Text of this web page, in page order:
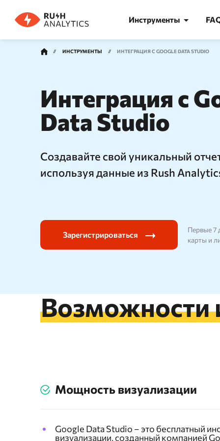
Инструменты
Анализ позиций
и Google — только реальная выдача
Проверка позиций сайта
SERP монитор
Проверка индексации
Сбор
ИНСТРУМЕНТЫ ИНТЕГРАЦИЯ С GOOGLE DATA STUDIO
Интеграция с
Data Studio
Создавайте свой уникальный
используя данные из Rush
Зарегистрироваться
Первые 7
карты и
Возможности
Мощность визуализации
Google Data Studio – это бесплатный
визуализации, созданный компанией